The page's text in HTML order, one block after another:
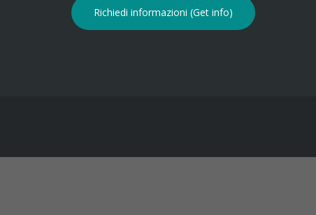
Climatizzazione - Wi-Fi - Parcheggio -